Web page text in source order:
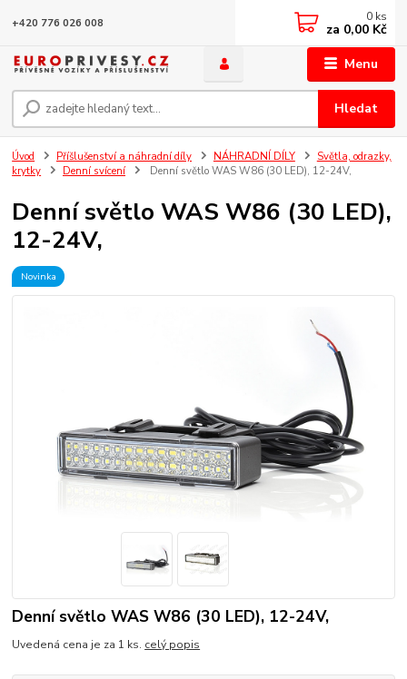
Menu
Hledat
+420 776 026 008 0 ks
za 0,00 Kč
Úvod Příšlušenství a náhradní díly NÁHRADNÍ DÍLY
Světla, odrazky,
krytky
Denní svícení Denní světlo WAS W86 (30 LED), 12-24V,
Denní světlo WAS W86 (30 LED),
12-24V,
Novinka
Denní světlo WAS W86 (30 LED), 12-24V,
Uvedená cena je za 1 ks. celý popis